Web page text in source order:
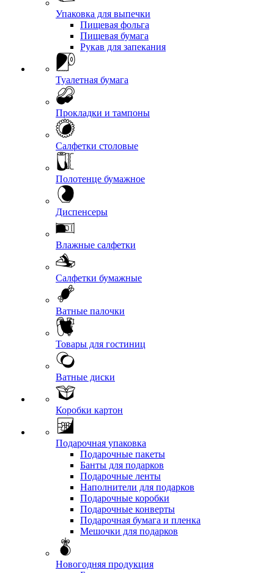
Упаковка для выпечки
Пищевая фольга
Пищевая бумага
Рукав для запекания
Туалетная бумага
Прокладки и тампоны
Салфетки столовые
Полотенце бумажное
Диспенсеры
Влажные салфетки
Салфетки бумажные
Ватные палочки
Товары для гостиниц
Ватные диски
Коробки картон
Подарочная упаковка
Подарочные пакеты
Банты для подарков
Подарочные ленты
Наполнители для подарков
Подарочные коробки
Подарочные конверты
Подарочная бумага и пленка
Мешочки для подарков
Новогодняя продукция